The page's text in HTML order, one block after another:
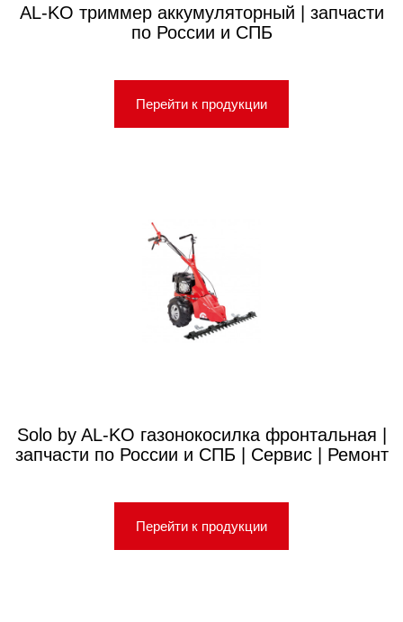
AL-KO триммер аккумуляторный | запчасти
по России и СПБ
Перейти к продукции
Solo by AL-KO газонокосилка фронтальная |
запчасти по России и СПБ | Сервис | Ремонт
Перейти к продукции